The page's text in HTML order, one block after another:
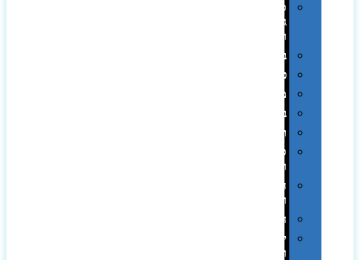
סוללות
גיבוי
ומטענים
ביגוד
כובעים
מגבות
בקבוקים
תרמי
ספלים
וכוסות
הוקרה
ואומנות
חגים
יין
ומארזים